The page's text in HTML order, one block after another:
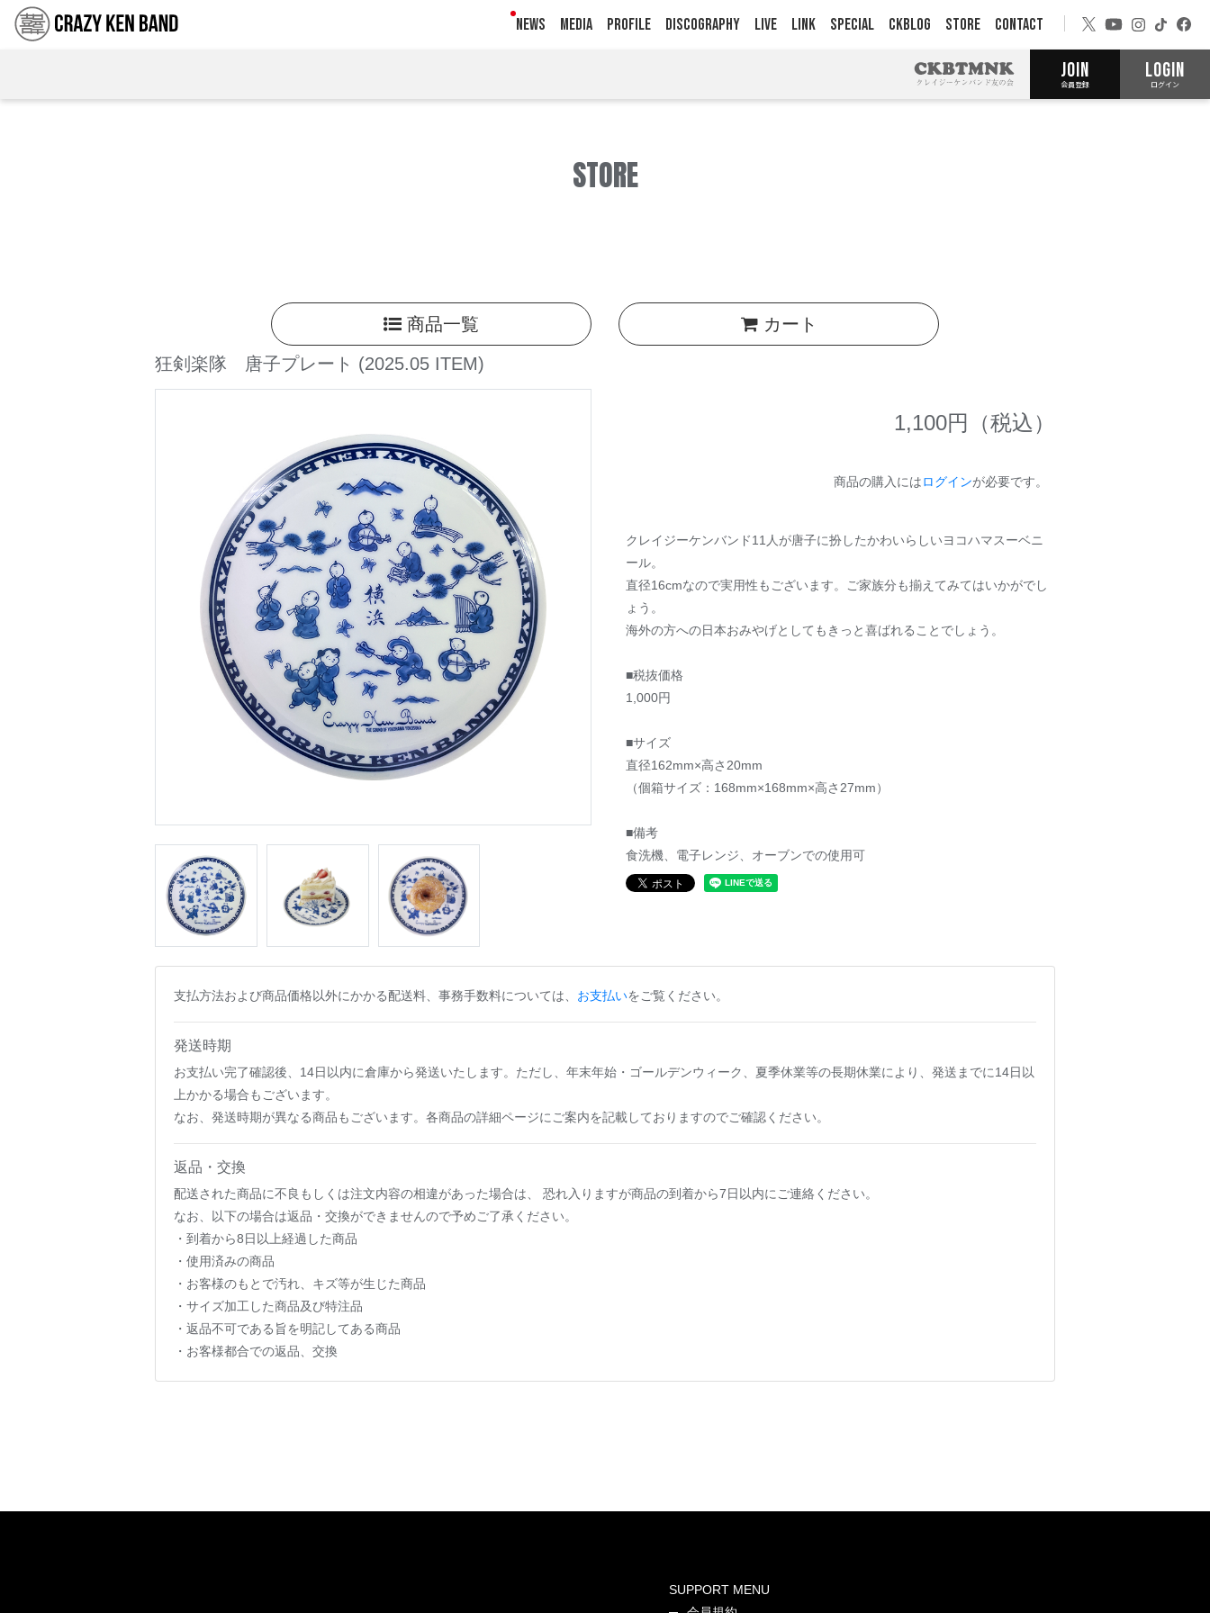
NEWS MEDIA PROFILE DISCOGRAPHY LIVE LINK SPECIAL CKBLOG STORE CONTACT
JOIN
会員登録
LOGIN
ログイン
STORE
商品一覧
カート
狂剣楽隊 唐子プレート (2025.05 ITEM)
1,100円（税込）
商品の購入にはログインが必要です。
クレイジーケンバンド11人が唐子に扮したかわいらしいヨコハマスーベニ
ール。
直径16cmなので実用性もございます。ご家族分も揃えてみてはいかがでし
ょう。
海外の方への日本おみやげとしてもきっと喜ばれることでしょう。
■税抜価格
1,000円
■サイズ
直径162mm×高さ20mm
（個箱サイズ：168mm×168mm×高さ27mm）
■備考
食洗機、電子レンジ、オーブンでの使用可
支払方法および商品価格以外にかかる配送料、事務手数料については、 お支払いをご覧ください。
発送時期
お支払い完了確認後、14日以内に倉庫から発送いたします。ただし、年末年始・ゴールデンウィーク、夏季休業等の長期休業により、発送までに14日以
上かかる場合もございます。
なお、発送時期が異なる商品もございます。各商品の詳細ページにご案内を記載しておりますのでご確認ください。
返品・交換
配送された商品に不良もしくは注文内容の相違があった場合は、 恐れ入りますが商品の到着から7日以内にご連絡ください。
なお、以下の場合は返品・交換ができませんので予めご了承ください。
・到着から8日以上経過した商品
・使用済みの商品
・お客様のもとで汚れ、キズ等が生じた商品
・サイズ加工した商品及び特注品
・返品不可である旨を明記してある商品
・お客様都合での返品、交換
SUPPORT MENU